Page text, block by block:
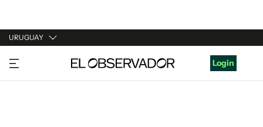
URUGUAY
URUGUAY
ARGENTINA
Login